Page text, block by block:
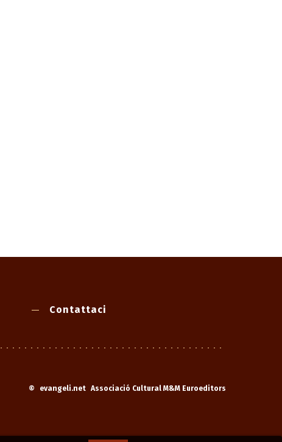
Contattaci
© evangeli.net Associació Cultural M&M Euroeditors